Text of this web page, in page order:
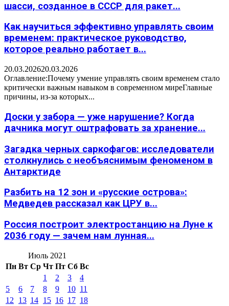
шасси, созданное в СССР для ракет...
Как научиться эффективно управлять своим
временем: практическое руководство,
которое реально работает в...
20.03.202620.03.2026
Оглавление:Почему умение управлять своим временем стало
критически важным навыком в современном миреГлавные
причины, из-за которых...
Доски у забора — уже нарушение? Когда
дачника могут оштрафовать за хранение...
Загадка черных саркофагов: исследователи
столкнулись с необъяснимым феноменом в
Антарктиде
Разбить на 12 зон и «русские острова»:
Медведев рассказал как ЦРУ в...
Россия построит электростанцию на Луне к
2036 году — зачем нам лунная...
Июль 2021
Пн Вт Ср Чт Пт Сб Вс
1
2 3
4
5
6 7 8 9 10 11
12
13 14 15 16 17 18